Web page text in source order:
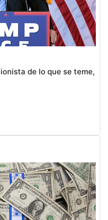
de lo que se teme,